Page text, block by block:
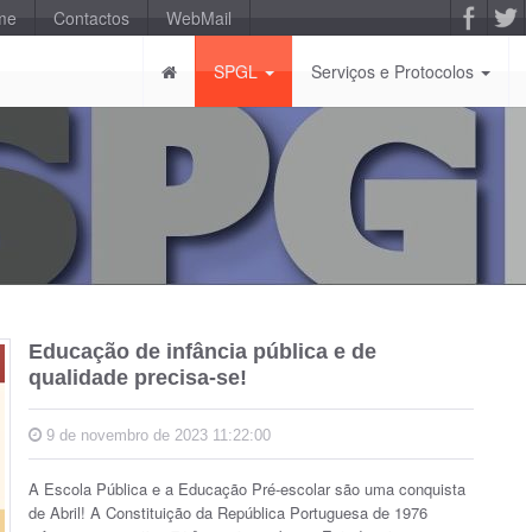
Contactos WebMail
SPGL Serviços e Protocolos
Educação de infância pública e de
qualidade precisa-se!
9 de novembro de 2023 11:22:00
A Escola Pública e a Educação Pré-escolar são uma conquista
de Abril! A Constituição da República Portuguesa de 1976